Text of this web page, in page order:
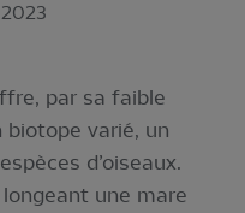
par sa faible
varié, un
d’oiseaux.
une mare